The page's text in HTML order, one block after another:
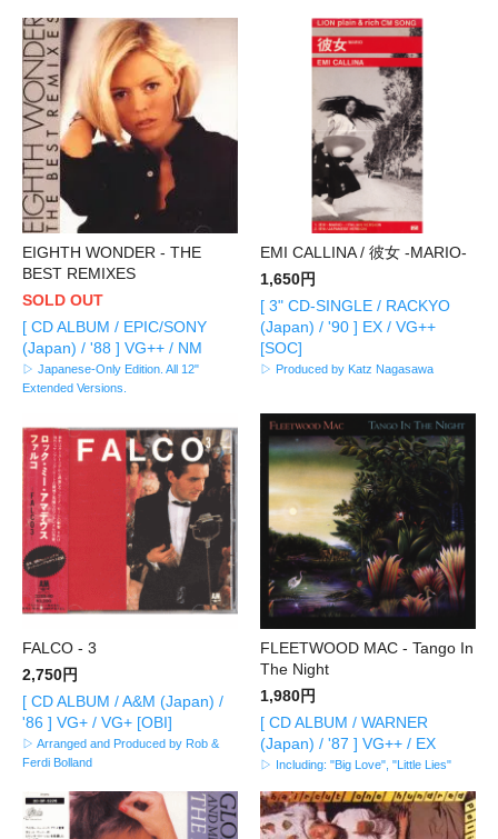
EIGHTH WONDER - THE
BEST REMIXES
SOLD OUT
[ CD ALBUM / EPIC/SONY
(Japan) / '88 ] VG++ / NM
▷ Japanese-Only Edition. All 12"
Extended Versions.
EMI CALLINA / 彼女 -MARIO-
1,650円
[ 3" CD-SINGLE / RACKYO
(Japan) / '90 ] EX / VG++
[SOC]
▷ Produced by Katz Nagasawa
FALCO - 3
2,750円
[ CD ALBUM / A&M (Japan) /
'86 ] VG+ / VG+ [OBI]
▷ Arranged and Produced by Rob &
Ferdi Bolland
FLEETWOOD MAC - Tango In
The Night
1,980円
[ CD ALBUM / WARNER
(Japan) / '87 ] VG++ / EX
▷ Including: "Big Love", "Little Lies"